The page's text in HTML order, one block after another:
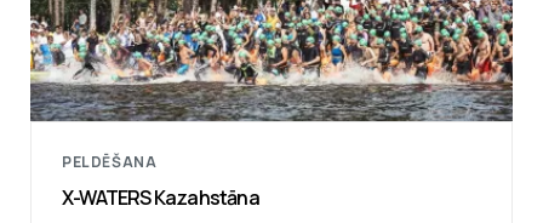
PELDĒŠANA
X-WATERS Kazahstāna